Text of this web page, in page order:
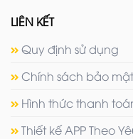
LIÊN KẾT
Quy định sử dụng
Chính sách bảo mật
Hình thức thanh
Thiết kế APP Theo